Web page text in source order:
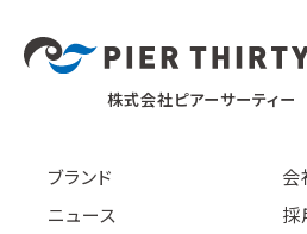
株式会社ピアーサーティー
ブランド
会
ニュース
採